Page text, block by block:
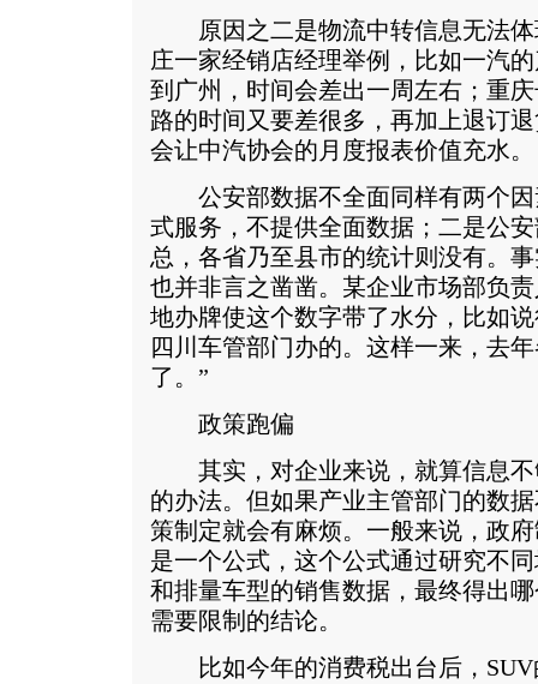
原因之二是物流中转信息无法体
庄一家经销店经理举例，比如一汽
到广州，时间会差出一周左右；重
路的时间又要差很多，再加上退订
会让中汽协会的月度报表价值充水。
公安部数据不全面同样有两个因
式服务，不提供全面数据；二是公
总，各省乃至县市的统计则没有。
也并非言之凿凿。某企业市场部负
地办牌使这个数字带了水分，比如
四川车管部门办的。这样一来，去
了。”
政策跑偏
其实，对企业来说，就算信息不
的办法。但如果产业主管部门的数
策制定就会有麻烦。一般来说，政
是一个公式，这个公式通过研究不
和排量车型的销售数据，最终得出
需要限制的结论。
比如今年的消费税出台后，SUV